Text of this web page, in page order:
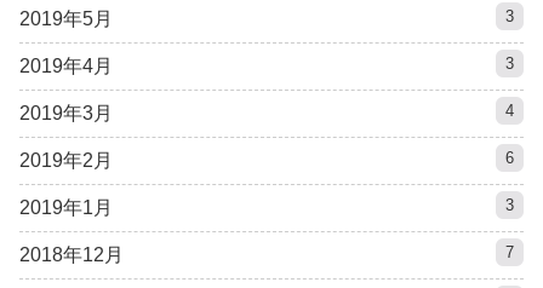
2019年5月 3
2019年4月 3
2019年3月 4
2019年2月 6
2019年1月 3
2018年12月 7